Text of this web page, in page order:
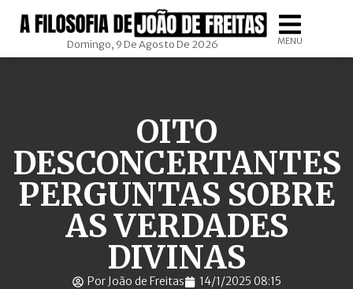
Domingo, 9 De Agosto De 2026 MENU
OITO
DESCONCERTANTES
PERGUNTAS SOBRE
AS VERDADES
DIVINAS
Por João de Freitas 14/1/2025 08:15